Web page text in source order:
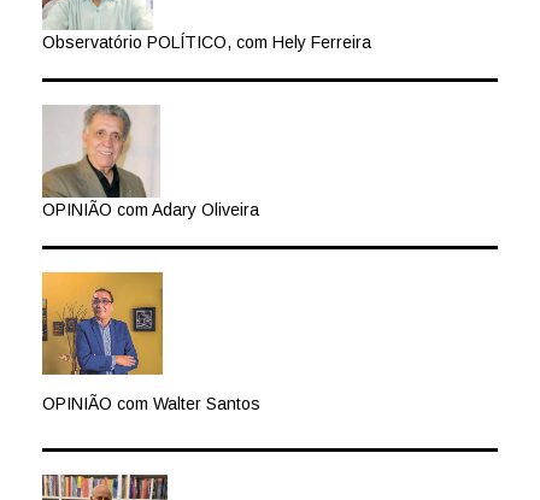
Observatório POLÍTICO, com Hely Ferreira
OPINIÃO com Adary Oliveira
OPINIÃO com Walter Santos